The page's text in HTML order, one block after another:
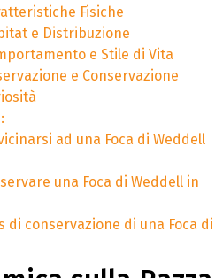
Fisiche
e Distribuzione
e Stile di Vita
e Conservazione
ad una Foca di Weddell
una Foca di Weddell in
di conservazione di una Foca di